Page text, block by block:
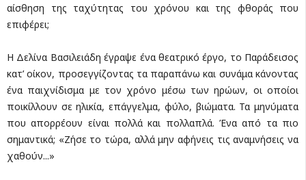
αίσθηση της ταχύτητας του χρόνου και της φθοράς που
επιφέρει;
Η Δελίνα Βασιλειάδη έγραψε ένα θεατρικό έργο, το Παράδεισος
κατ’ οίκον, προσεγγίζοντας τα παραπάνω και συνάμα κάνοντας
ένα παιχνίδισμα με τον χρόνο μέσω των ηρώων, οι οποίοι
ποικίλλουν σε ηλικία, επάγγελμα, φύλο, βιώματα. Τα μηνύματα
που απορρέουν είναι πολλά και πολλαπλά. Ένα από τα πιο
σημαντικά; «Ζήσε το τώρα, αλλά μην αφήνεις τις αναμνήσεις να
χαθούν...»